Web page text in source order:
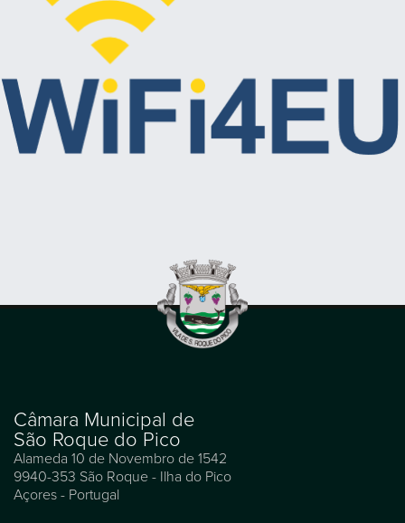
Câmara Municipal de
São Roque do Pico
Alameda 10 de Novembro de 1542
9940-353 São Roque - Ilha do Pico
Açores - Portugal